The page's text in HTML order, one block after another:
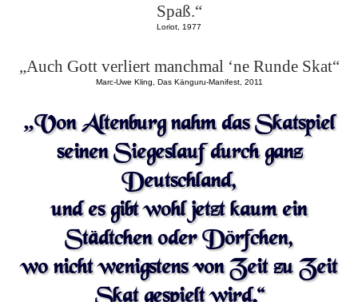
Spaß.“
Loriot, 1977
„Auch Gott verliert manchmal ‘ne Runde Skat“
Marc-Uwe Kling, Das Känguru-Manifest, 2011
„Von Altenburg nahm das Skatspiel
seinen Siegeslauf durch ganz
Deutschland,
und es gibt wohl jetzt kaum ein
Städtchen oder Dörfchen,
wo nicht wenigstens von Zeit zu Zeit